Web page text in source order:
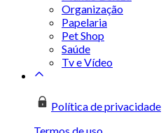
Organização
Papelaria
Pet Shop
Saúde
Tv e Vídeo
Política de privacidade